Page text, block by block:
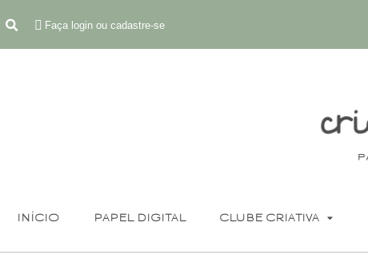
Faça login ou cadastre-se
INÍCIO PAPEL DIGITAL CLUBE CRIATIVA